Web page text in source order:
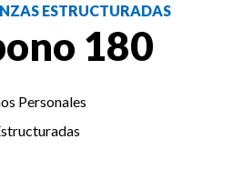
ESTRUCTURADAS
180
Personales